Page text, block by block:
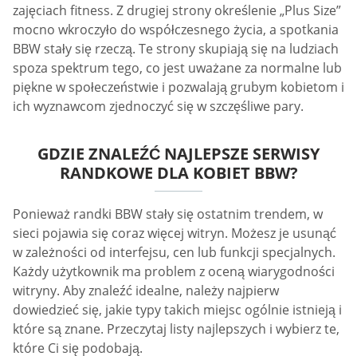
zajęciach fitness. Z drugiej strony określenie „Plus Size”
mocno wkroczyło do współczesnego życia, a spotkania
BBW stały się rzeczą. Te strony skupiają się na ludziach
spoza spektrum tego, co jest uważane za normalne lub
piękne w społeczeństwie i pozwalają grubym kobietom i
ich wyznawcom zjednoczyć się w szczęśliwe pary.
GDZIE ZNALEŹĆ NAJLEPSZE SERWISY
RANDKOWE DLA KOBIET BBW?
Ponieważ randki BBW stały się ostatnim trendem, w
sieci pojawia się coraz więcej witryn. Możesz je usunąć
w zależności od interfejsu, cen lub funkcji specjalnych.
Każdy użytkownik ma problem z oceną wiarygodności
witryny. Aby znaleźć idealne, należy najpierw
dowiedzieć się, jakie typy takich miejsc ogólnie istnieją i
które są znane. Przeczytaj listy najlepszych i wybierz te,
które Ci się podobają.